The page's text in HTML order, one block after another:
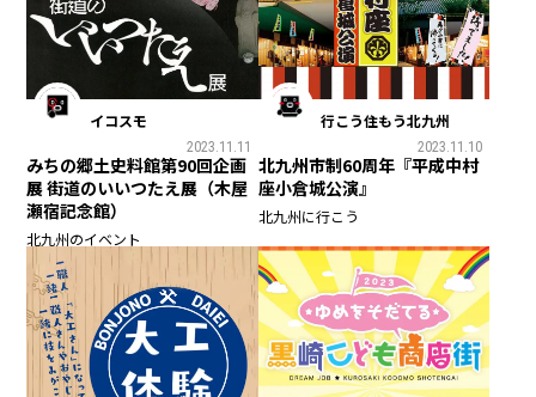
イコスモ
2023.11.11
みちの郷土史料館第90回企画
展 街道のいいつたえ展（木屋
瀬宿記念館）
北九州のイベント
行こう住もう北九州
2023.11.10
北九州市制60周年『平成中村
座小倉城公演』
北九州に行こう